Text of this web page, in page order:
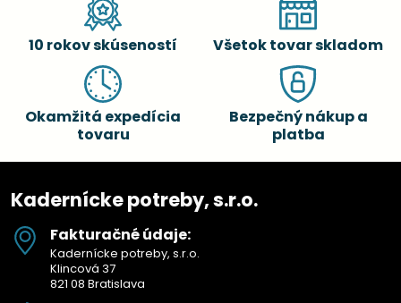
10 rokov skúseností Všetok tovar skladom
Okamžitá expedícia
tovaru
Bezpečný nákup a
platba
Kadernícke potreby, s.r.o.
Fakturačné údaje:
Kadernícke potreby, s.r.o.
Klincová 37
821 08 Bratislava